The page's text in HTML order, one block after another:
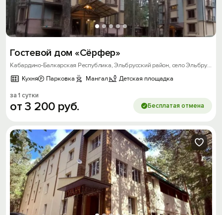
Гостевой дом «Сёрфер»
Кабардино-Балкарская Республика, Эльбрусский район, село Эльбрус, улица Балкарская, д. 21 с.1
Кухня
Парковка Мангал Детская площадка
за 1 сутки
от3 200 руб. Бесплатая отмена